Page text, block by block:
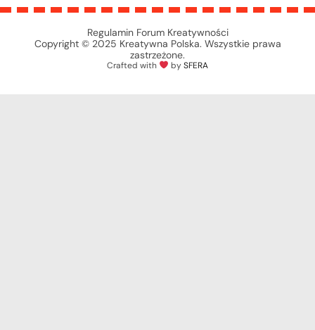
Regulamin Forum Kreatywności
Copyright © 2025 Kreatywna Polska. Wszystkie prawa
zastrzeżone.
Crafted with bySFERA